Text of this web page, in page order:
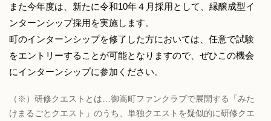
また今年度は、新たに令和10年４月採用として、縁醸成型イ
ンターンシップ採用を実施します。
町のインターンシップを修了した方においては、任意で試験
をエントリーすることが可能となりますので、ぜひこの機会
にインターンシップに参加ください。
（※）研修クエストとは…御嵩町ファンクラブで展開する「みた
けまるごとクエスト」のうち、単独クエストを疑似的に研修クエ